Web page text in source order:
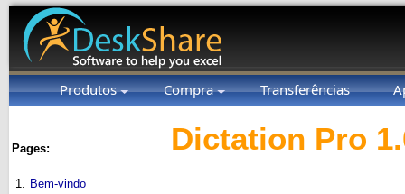
Produtos Compra Transferências
Pages:
1. Bem-vindo
Dictation Pro